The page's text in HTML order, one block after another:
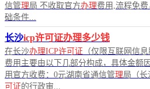
信管理局 不收取官方办理费用,流程免
础条件...
长沙icp许可证办理多少钱
在长沙办理ICP许可证 （仅限互联网信
费用主要由以下几部分构成，具体金额
用官方收费：0元湖南省通信管理局（长
可证的行政审...